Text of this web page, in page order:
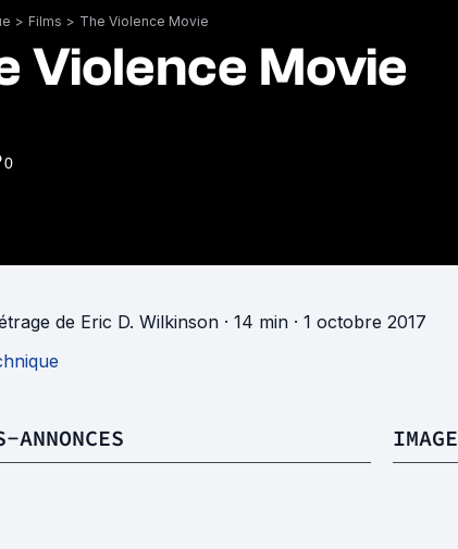
> Films > The Violence Movie
Violence Movie
0
de Eric D. Wilkinson · 14 min · 1 octobre 2017
ANNONCES